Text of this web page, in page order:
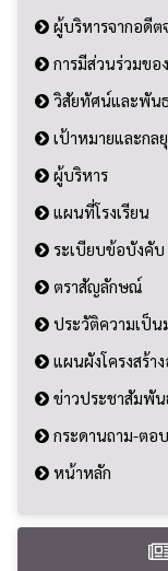
ผู้บริหารจากอดี
การมีส่วนร่วมขอ
วิสัยทัศน์และพัน
เป้าหมายและกล
ผู้บริหาร
แผนที่โรงเรียน
ระเบียบข้อบังคับ
ตราสัญลักษณ์
ประวัติความเป็น
แผนผังโครงสร้า
ข่าวประชาสัมพั
กระดานถาม-ตอบ
หน้าหลัก